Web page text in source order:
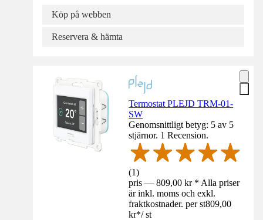
Köp på webben
Reservera & hämta
Termostat PLEJD TRM-01-
SW
Genomsnittligt betyg: 5 av 5
stjärnor. 1 Recension.
(1)
pris — 809,00 kr * Alla priser
är inkl. moms och exkl.
fraktkostnader. per st809,00
kr*/ st